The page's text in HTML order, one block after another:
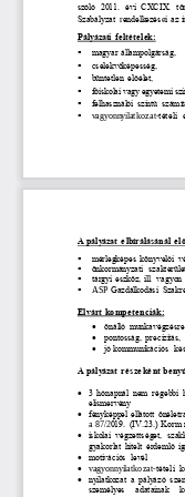
szóló  2011.  évi  CXCIX.
Szabályzat rendelkezései az
Pályázati  feltételek:

magyar állampolgárság,

cselekvőképesség,

büntetlen előélet,

főiskolai vagy egyetemi

felhasználói  szintű

vagyonnyilatkozat-tételi
A pályázat elbírálásánál

mérlegképes könyvelői

önkormányzati

tárgyi eszköz, ill. vagyon

ASP Gazdálkodási
Elvárt kompetenciák:

önálló

pontosság, precizitás,

jó kommunikációs
A pályázat részeként

3 hónapnál nem régebbi
elismervény

fényképpel ellátott
a 87/2019. (IV.23.) Korm

iskolai  végzettséget,
gyakorlat hitelt érdemlő

motivációs  levél

vagyonnyilatkozat-tételi

nyilatkozat a pályázó
személyes  adatainak